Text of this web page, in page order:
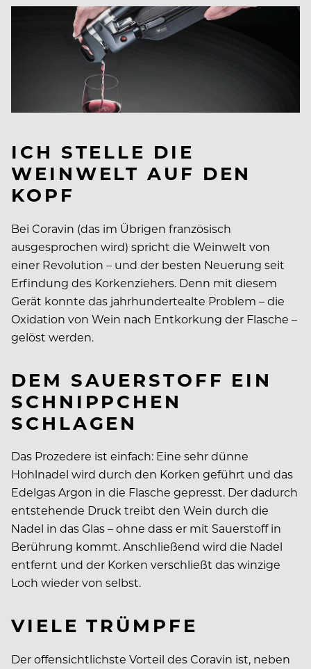
ICH STELLE DIE
WEINWELT AUF DEN
KOPF
Bei Coravin (das im Übrigen französisch
ausgesprochen wird) spricht die Weinwelt von
einer Revolution – und der besten Neuerung seit
Erfindung des Korkenziehers. Denn mit diesem
Gerät konnte das jahrhundertealte Problem – die
Oxidation von Wein nach Entkorkung der Flasche –
gelöst werden.
DEM SAUERSTOFF EIN
SCHNIPPCHEN
SCHLAGEN
Das Prozedere ist einfach: Eine sehr dünne
Hohlnadel wird durch den Korken geführt und das
Edelgas Argon in die Flasche gepresst. Der dadurch
entstehende Druck treibt den Wein durch die
Nadel in das Glas – ohne dass er mit Sauerstoff in
Berührung kommt. Anschließend wird die Nadel
entfernt und der Korken verschließt das winzige
Loch wieder von selbst.
VIELE TRÜMPFE
Der offensichtlichste Vorteil des Coravin ist, neben